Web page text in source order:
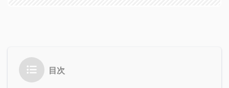
目次